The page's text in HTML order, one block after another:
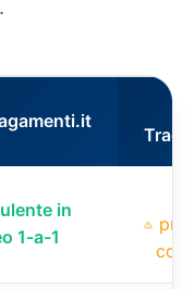
in
1-a-1
con